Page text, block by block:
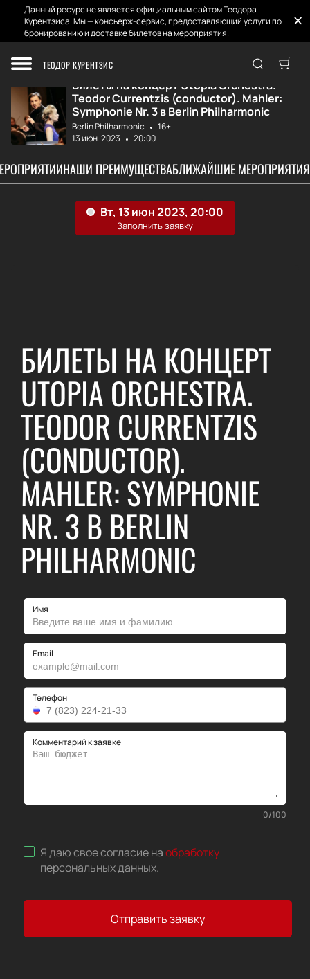
Данный ресурс не является официальным сайтом Теодора
Курентзиса. Мы — консьерж-сервис, предоставляющий услуги по
бронированию и доставке билетов на мероприятия.
ТЕОДОР КУРЕНТЗИС
Главная Афиша и Билеты
Билеты на концерт Utopia Orchestra.
Teodor Currentzis (conductor). Mahler:
Symphonie Nr. 3 в Berlin Philharmonic
Berlin Philharmonic
16+
13 июн. 2023
20:00
НАШИ ПРЕИМУЩЕСТВАБЛИЖАЙШИЕ МЕРОПРИЯТИЯ
БИЛЕТЫ НА КОНЦЕРТ
UTOPIA ORCHESTRA.
TEODOR CURRENTZIS
(CONDUCTOR).
MAHLER: SYMPHONIE
NR. 3 В BERLIN
PHILHARMONIC
Имя
Email
Телефон
Комментарий к заявке
0/100
Я даю свое согласие наобработку
персональных данных.
Отправить заявку